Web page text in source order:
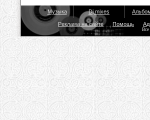
Музыка Dj mixes
Реклама на сайте Помощь